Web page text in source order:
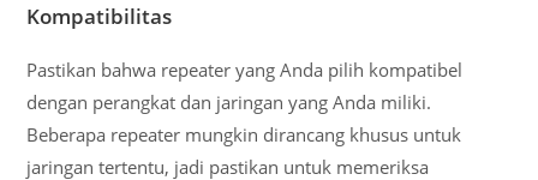
Kompatibilitas
Pastikan bahwa repeater yang Anda pilih kompatibel
dengan perangkat dan jaringan yang Anda miliki.
Beberapa repeater mungkin dirancang khusus untuk
jaringan tertentu, jadi pastikan untuk memeriksa